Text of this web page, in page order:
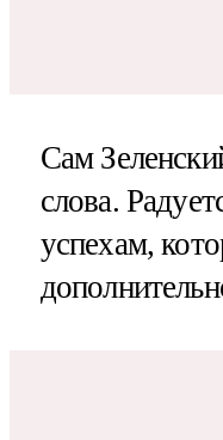
Сам
слова.
успехам,